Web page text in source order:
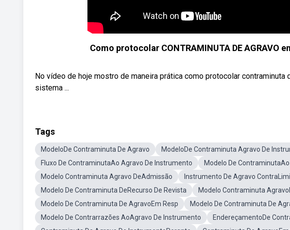
Como protocolar CONTRAMINUTA DE AGRAVO
No vídeo de hoje mostro de maneira prática como protocolar
sistema ...
Tags
ModeloDe Contraminuta De Agravo
ModeloDe Contraminuta Agravo De
Fluxo De ContraminutaAo Agravo De Instrumento
Modelo De
Modelo Contraminuta Agravo DeAdmissão
Instrumento De Agravo
Modelo De Contraminuta DeRecurso De Revista
Modelo Contraminuta
Modelo De Contraminuta De AgravoEm Resp
Modelo De Contraminuta De
Modelo De Contrarrazões AoAgravo De Instrumento
EndereçamentoDe